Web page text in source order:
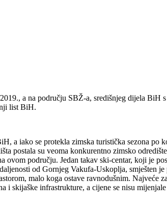
a na području SBŽ-a, središnjeg dijela BiH
list BiH.
a iako se protekla zimska turistička sezona po
postala su veoma konkurentno zimsko
ovom području. Jedan takav ski-centar, koji je
od Gornjeg Vakufa-Uskoplja, smješten
malo koga ostave ravnodušnim. Najveće
skijaške infrastrukture, a cijene se nisu